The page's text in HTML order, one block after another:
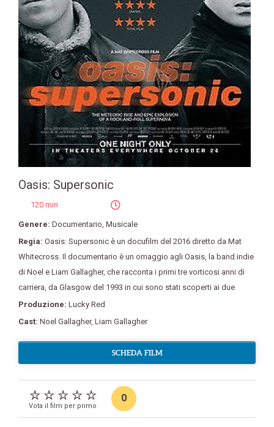
Oasis: Supersonic
120 min
Genere: Documentario Musicale
Regia: Oasis: Supersonic è un docufilm del 2016 diretto da Mat
Whitecross. Il documentario è un omaggio agli Oasis
la band indie
di Noel e Liam Gallagher, che racconta i primi tre vorticosi anni di
carriera da Glasgow del 1993 in cui sono stati scoperti ai due
Produzione: Lucky Red
Cast: Noel Gallagher, Liam Gallagher
SCHEDA FILM
Vota il film per primo
0